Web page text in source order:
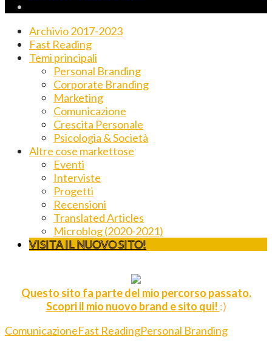
Archivio 2017-2023
Fast Reading
Temi principali
Personal Branding
Corporate Branding
Marketing
Comunicazione
Crescita Personale
Psicologia & Società
Altre cose markettose
Eventi
Interviste
Progetti
Recensioni
Translated Articles
Microblog (2020-2021)
VISITA IL NUOVO SITO!
Questo sito fa parte del mio percorso passato.
Scopri il mio nuovo brand e sito qui! :)
ComunicazioneFast ReadingPersonal Branding